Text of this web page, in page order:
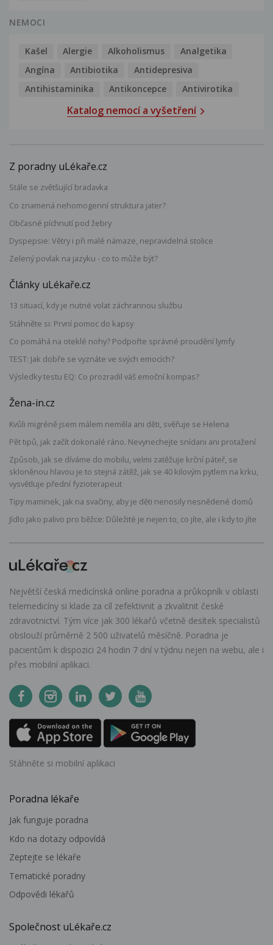
NEMOCI
Kašel Alergie Alkoholismus
Analgetika
Angína
Antibiotika
Antidepresiva
Antihistaminika
Antikoncepce Antivirotika
Katalog nemocí a vyšetření
Z poradny uLékaře.cz
Stále se zvětšující bradavka
Co znamená nehomogenní struktura jater?
Občasné píchnutí pod žebry
Dyspepsie: Větry i při malé námaze, nepravidelná stolice
Zelený povlak na jazyku - co to může být?
Články uLékaře.cz
13 situací, kdy je nutné volat záchrannou službu
Stáhněte si: První pomoc do kapsy
Co pomáhá na oteklé nohy? Podpořte správné proudění lymfy
TEST: Jak dobře se vyznáte ve svých emocích?
Výsledky testu EQ: Co prozradil váš emoční kompas?
Žena-in.cz
Kvůli migréně jsem málem neměla ani děti, svěřuje se Helena
Pět tipů, jak začít dokonalé ráno. Nevynechejte snídani ani protažení
Způsob, jak se díváme do mobilu, velmi zatěžuje krční páteř, se
skloněnou hlavou je to stejná zátěž, jak se 40 kilovým pytlem na krku,
vysvětluje přední fyzioterapeut
Tipy maminek, jak na svačiny, aby je děti nenosily nesnědené domů
Jídlo jako palivo pro běžce: Důležité je nejen to, co jíte, ale i kdy to jíte
Největší česká medicínská online poradna a průkopník v oblasti
telemedicíny si klade za cíl zefektivnit a zkvalitnit české
zdravotnictví. Tým více jak 300 lékařů včetně desítek specialistů
obslouží průměrně 2 500 uživatelů měsíčně. Poradna je
pacientům k dispozici 24 hodin 7 dní v týdnu nejen na webu, ale i
přes mobilní aplikaci.
Stáhněte si mobilní aplikaci
Poradna lékaře
Jak funguje poradna
Kdo na dotazy odpovídá
Zeptejte se lékaře
Tematické poradny
Odpovědi lékařů
Společnost uLékaře.cz